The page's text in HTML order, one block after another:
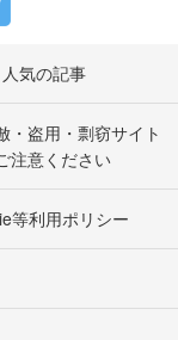
人気の記事
・盗用・剽窃サイト
注意ください
等利用ポリシー